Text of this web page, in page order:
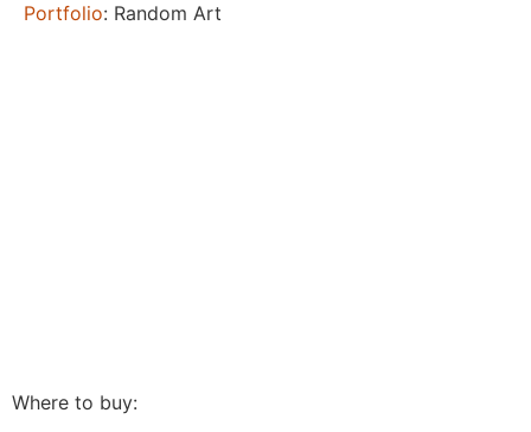
Portfolio: Random Art
Where to buy: